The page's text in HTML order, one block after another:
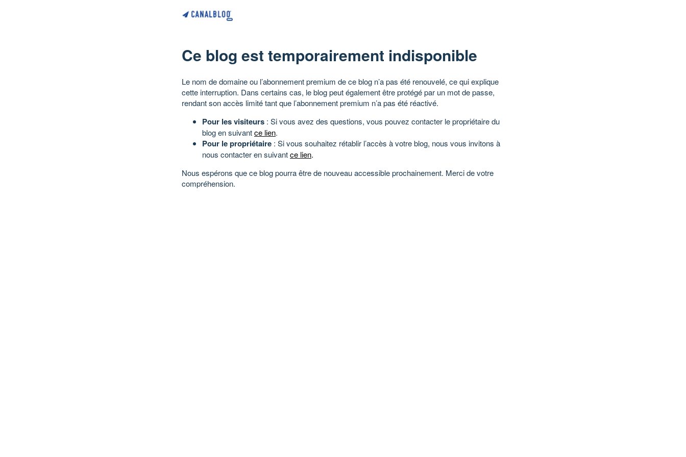
Ce blog est temporairement indisponible
Le nom de domaine ou l’abonnement premium de ce blog n’a pas été renouvelé, ce qui explique
cette interruption. Dans certains cas, le blog peut également être protégé par un mot de passe,
rendant son accès limité tant que l’abonnement premium n’a pas été réactivé.
Pour les visiteurs : Si vous avez des questions, vous pouvez contacter le propriétaire du
blog en suivantce lien.
Pour le propriétaire : Si vous souhaitez rétablir l’accès à votre blog, nous vous invitons à
nous contacter en suivantce lien.
Nous espérons que ce blog pourra être de nouveau accessible prochainement. Merci de votre
compréhension.